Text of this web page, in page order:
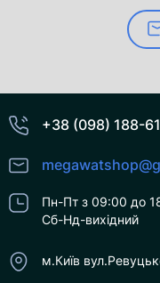
+38 (098) 188-
Пн-Пт з 09:00 до
Сб-Нд-вихідний
м.Київ